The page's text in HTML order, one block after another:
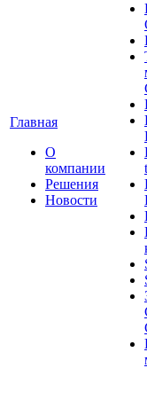
Главная
О
компании
Решения
Новости